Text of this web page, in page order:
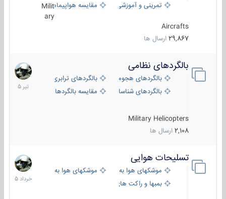
تمرینی و آموزشی
مقایسه هواپیماهاMilit
ary
Aircrafts
29,867 ارسال ها
بالگردهای نظامی
بالگردهای هجومی
بالگردهای ترابری
بالگردهای شناسایی
مقایسه بالگردها
Military Helicopters
2,108 ارسال ها
22
تیر
1405
تسلیحات هوایی
موشکهای هوا به هوا
موشکهای هوا به سطح
بمبها و راکت های هوایی
30
خرداد
1405